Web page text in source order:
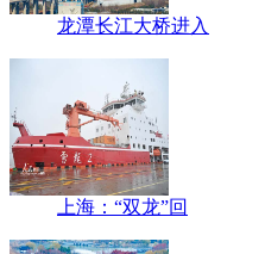
龙潭长江大桥进入
上海：“双龙”回